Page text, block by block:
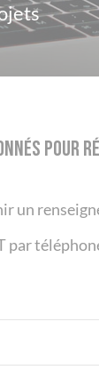
un
par